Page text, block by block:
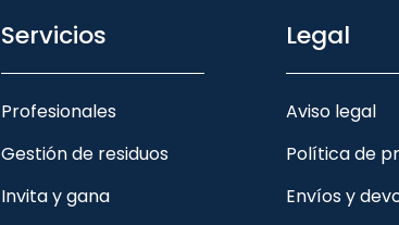
Servicios
Profesionales
Gestión de residuos
Invita y gana
Legal
Aviso legal
Política de
Envíos y